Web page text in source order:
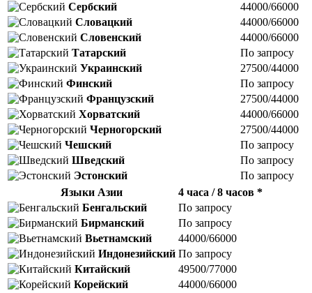
Сербский
44000/66000
Словацкий
44000/66000
Словенский
44000/66000
Татарский
По запросу
Украинский
27500/44000
Финский
По запросу
Французский
27500/44000
Хорватский
44000/66000
Черногорский
27500/44000
Чешский
По запросу
Шведский
По запросу
Эстонский
По запросу
Языки Азии
4 часа / 8 часов *
Бенгальский
По запросу
Бирманский
По запросу
Вьетнамский
44000/66000
Индонезийский По запросу
Китайский
49500/77000
Корейский
44000/66000